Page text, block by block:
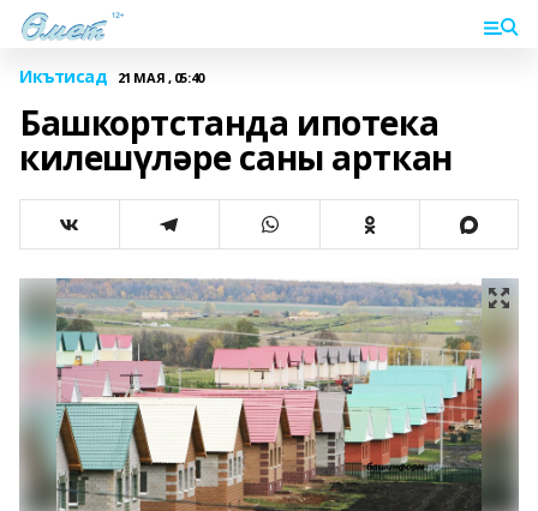
Икътисад 21 МАЯ , 05:40
Башкортстанда ипотека
килешүләре саны арткан